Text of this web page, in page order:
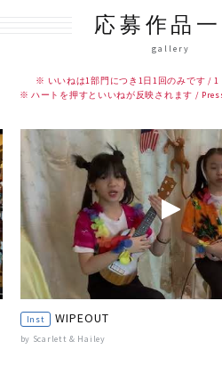
応募作品
gallery
※ いいねは1部門につき1日1回のみです / 1
※ ハートを押すといいねが反映されます /
Inst WIPEOUT
by Scarlett & Hailey